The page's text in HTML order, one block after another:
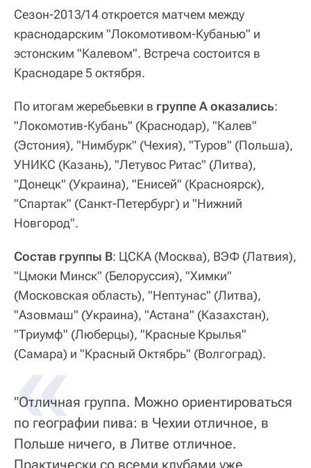
Сезон-2013/14 откроется матчем между
краснодарским "Локомотивом-Кубанью" и
эстонским "Калевом". Встреча состоится в
Краснодаре 5 октября.
По итогам жеребьевки в группе А оказались:
"Локомотив-Кубань" (Краснодар), "Калев"
(Эстония), "Нимбурк" (Чехия), "Туров" (Польша),
УНИКС (Казань), "Летувос Ритас" (Литва),
"Донецк" (Украина), "Енисей" (Красноярск),
"Спартак" (Санкт-Петербург) и "Нижний
Новгород".
Состав группы В: ЦСКА (Москва), ВЭФ (Латвия),
"Цмоки Минск" (Белоруссия), "Химки"
(Московская область), "Нептунас" (Литва),
"Азовмаш" (Украина), "Астана" (Казахстан),
"Триумф" (Люберцы), "Красные Крылья"
(Самара) и "Красный Октябрь" (Волгоград).
"Отличная группа. Можно ориентироваться
по географии пива: в Чехии отличное, в
Польше ничего, в Литве отличное.
Практически со всеми клубами уже